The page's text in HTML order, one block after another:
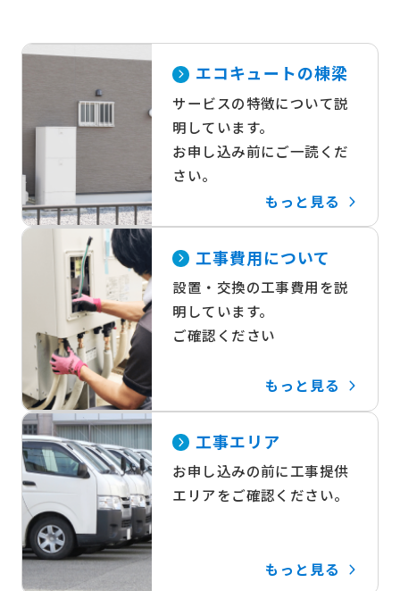
エコキュートの棟梁
サービスの特徴について説
明しています。
お申し込み前にご一読くだ
さい。
もっと見る
工事費用について
設置・交換の工事費用を説
明しています。
ご確認ください
もっと見る
工事エリア
お申し込みの前に工事提供
エリアをご確認ください。
もっと見る